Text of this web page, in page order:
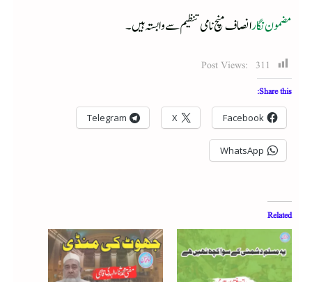
مضمون نگارانصاف منچ نامی تنظیم سے وابستہ ہیں۔
Post Views: 311
Share this:
Facebook
X
Telegram
WhatsApp
Related